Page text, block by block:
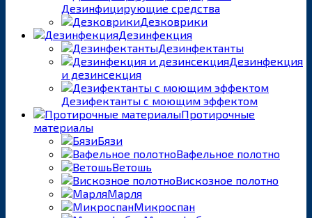
Дезинфицирующие средства
Дезковрики
Дезинфекция
Дезинфектанты
Дезинфекция
и дезинсекция
Дезифектанты с моющим эффектом
Протирочные
материалы
Бязи
Вафельное полотно
Ветошь
Вискозное полотно
Марля
Микроспан